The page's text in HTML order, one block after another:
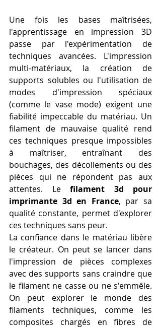
Une fois les bases maîtrisées,
l'apprentissage en impression 3D
passe par l'expérimentation de
techniques avancées. L'impression
multi-matériaux, la création de
supports solubles ou l'utilisation de
modes d'impression spéciaux
(comme le vase mode) exigent une
fiabilité impeccable du matériau. Un
filament de mauvaise qualité rend
ces techniques presque impossibles
à maîtriser, entraînant des
bouchages, des décollements ou des
pièces qui ne répondent pas aux
attentes. Le filament 3d pour
imprimante 3d en France, par sa
qualité constante, permet d'explorer
ces techniques sans peur.
La confiance dans le matériau libère
le créateur. On peut se lancer dans
l'impression de pièces complexes
avec des supports sans craindre que
le filament ne casse ou ne s'emmêle.
On peut explorer le monde des
filaments techniques, comme les
composites chargés en fibres de